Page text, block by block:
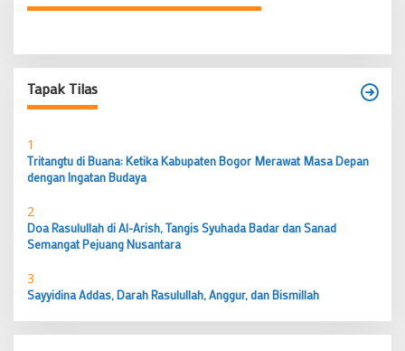
Tapak Tilas
1
Tritangtu di Buana: Ketika Kabupaten Bogor Merawat Masa Depan
dengan Ingatan Budaya
2
Doa Rasulullah di Al-Arish, Tangis Syuhada Badar dan Sanad
Semangat Pejuang Nusantara
3
Sayyidina Addas, Darah Rasulullah, Anggur, dan Bismillah